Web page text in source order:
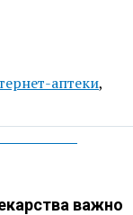
аптеки,
важно